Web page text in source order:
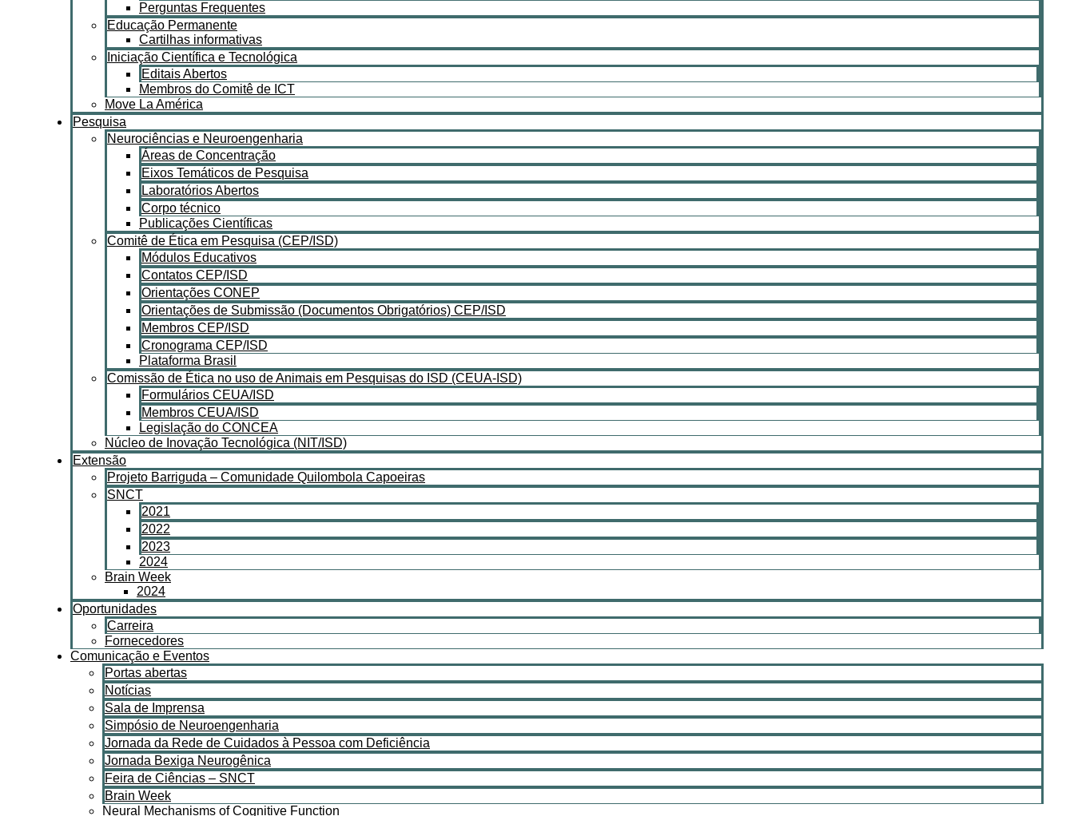
Perguntas Frequentes
Educação Permanente
Cartilhas informativas
Iniciação Científica e Tecnológica
Editais Abertos
Membros do Comitê de ICT
Move La América
Pesquisa
Neurociências e Neuroengenharia
Áreas de Concentração
Eixos Temáticos de Pesquisa
Laboratórios Abertos
Corpo técnico
Publicações Científicas
Comitê de Ética em Pesquisa (CEP/ISD)
Módulos Educativos
Contatos CEP/ISD
Orientações CONEP
Orientações de Submissão (Documentos Obrigatórios) CEP/ISD
Membros CEP/ISD
Cronograma CEP/ISD
Plataforma Brasil
Comissão de Ética no uso de Animais em Pesquisas do ISD (CEUA-ISD)
Formulários CEUA/ISD
Membros CEUA/ISD
Legislação do CONCEA
Núcleo de Inovação Tecnológica (NIT/ISD)
Extensão
Projeto Barriguda – Comunidade Quilombola Capoeiras
SNCT
2021
2022
2023
2024
Brain Week
2024
Oportunidades
Carreira
Fornecedores
Comunicação e Eventos
Portas abertas
Notícias
Sala de Imprensa
Simpósio de Neuroengenharia
Jornada da Rede de Cuidados à Pessoa com Deficiência
Jornada Bexiga Neurogênica
Feira de Ciências – SNCT
Brain Week
Neural Mechanisms of Cognitive Function